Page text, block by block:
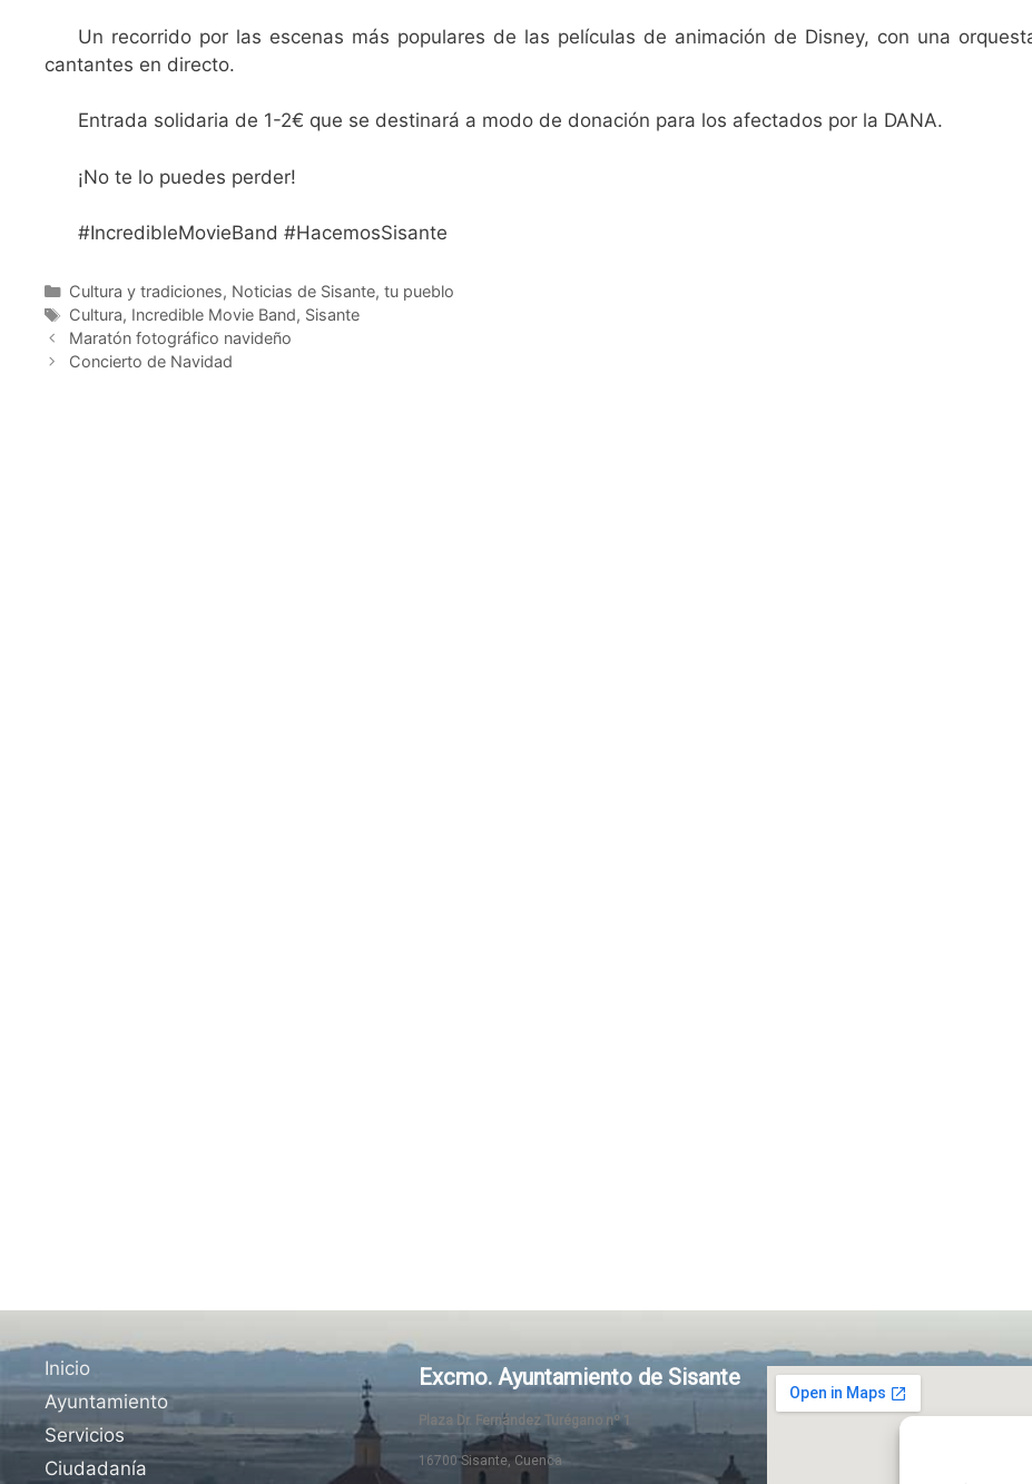
Un recorrido por las escenas más populares de las películas de animación de Disney, con una
cantantes en directo.
Entrada solidaria de 1-2€ que se destinará a modo de donación para los afectados por la DANA.
¡No te lo puedes perder!
#IncredibleMovieBand #HacemosSisante
Cultura y tradiciones, Noticias de Sisante, tu pueblo
Cultura, Incredible Movie Band, Sisante
Maratón fotográfico navideño
Concierto de Navidad
Inicio
Ayuntamiento
Servicios
Ciudadanía
Excmo. Ayuntamiento de Sisante
Plaza Dr. Fernández Turégano nº 1
16700 Sisante, Cuenca